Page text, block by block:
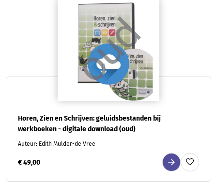
Horen, Zien en Schrijven: geluidsbestanden bij
werkboeken - digitale download (oud)
Auteur: Edith Mulder-de Vree
€ 49,00